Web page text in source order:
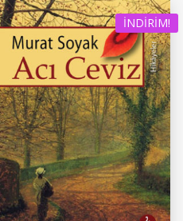
İNDIRIM!